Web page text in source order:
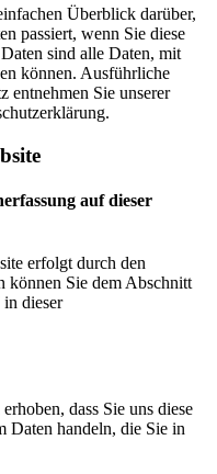
Überblick darüber,
passiert, wenn Sie diese
sind alle Daten, mit
können. Ausführliche
entnehmen Sie unserer
auf dieser
erfolgt durch den
können Sie dem Abschnitt
dieser
dass Sie uns diese
Daten handeln, die Sie in